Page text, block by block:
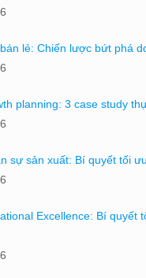
lẻ: Chiến lược bứt phá
planning: 3 case study
sự sản xuất: Bí quyết tối
Excellence: Bí quyết